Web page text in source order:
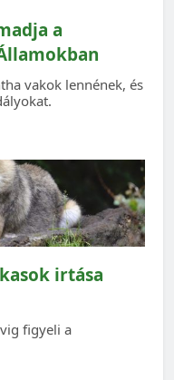
a
vakok lennének, és
irtása
figyeli a